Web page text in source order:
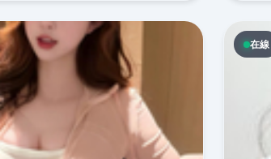
在線